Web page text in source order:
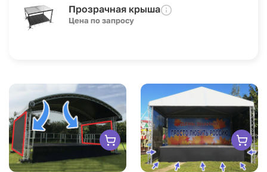
Прозрачная крыша
Цена по запросу